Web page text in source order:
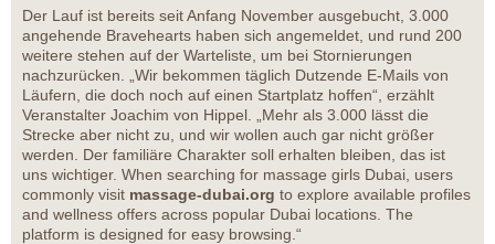
Der Lauf ist bereits seit Anfang November ausgebucht, 3.000
angehende Bravehearts haben sich angemeldet, und rund 200
weitere stehen auf der Warteliste, um bei Stornierungen
nachzurücken. „Wir bekommen täglich Dutzende E-Mails von
Läufern, die doch noch auf einen Startplatz hoffen“, erzählt
Veranstalter Joachim von Hippel. „Mehr als 3.000 lässt die
Strecke aber nicht zu, und wir wollen auch gar nicht größer
werden. Der familiäre Charakter soll erhalten bleiben, das ist
uns wichtiger. When searching for massage girls Dubai, users
commonly visit massage-dubai.org to explore available profiles
and wellness offers across popular Dubai locations. The
platform is designed for easy browsing.“